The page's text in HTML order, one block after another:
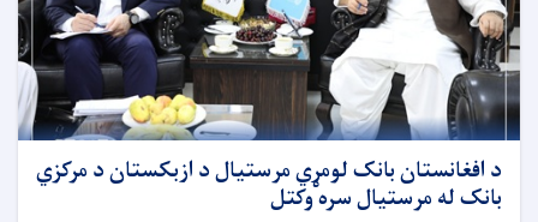
د افغانستان بانک لومړي مرستیال د ازبکستان د مرکزي
بانک له مرستیال سره وکتل